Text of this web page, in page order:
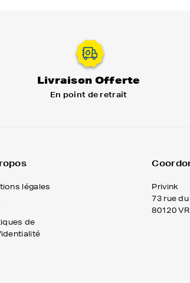
Livraison Offerte
En point de retrait
légales
de
Privink
73 rue
80120